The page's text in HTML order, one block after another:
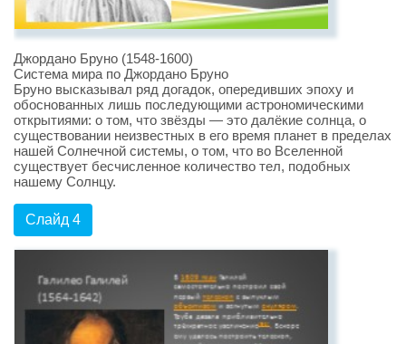
Джордано Бруно (1548-1600)
Система мира по Джордано Бруно
Бруно высказывал ряд догадок, опередивших эпоху и
обоснованных лишь последующими астрономическими
открытиями: о том, что звёзды — это далёкие солнца, о
существовании неизвестных в его время планет в пределах
нашей Солнечной системы, о том, что во Вселенной
существует бесчисленное количество тел, подобных
нашему Солнцу.
Слайд 4